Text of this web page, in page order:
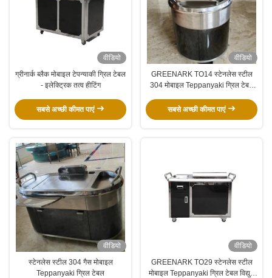
वीडियो
ग्रीनार्क ब्लैक मोबाइल टेपन्याकी ग्रिल टेबल
- इलेक्ट्रिक तत्व हीटिंग
सबसे अच्छी कीमत पाएं
वीडियो
GREENARK TO14 स्टेनलेस स्टील
304 मोबाइल Teppanyaki ग्रिल टेबल
सबसे अच्छी कीमत पाएं
वीडियो
स्टेनलेस स्टील 304 गैस मोबाइल
Teppanyaki ग्रिल टेबल
वीडियो
GREENARK TO29 स्टेनलेस स्टील
मोबाइल Teppanyaki ग्रिल टेबल विद्युत